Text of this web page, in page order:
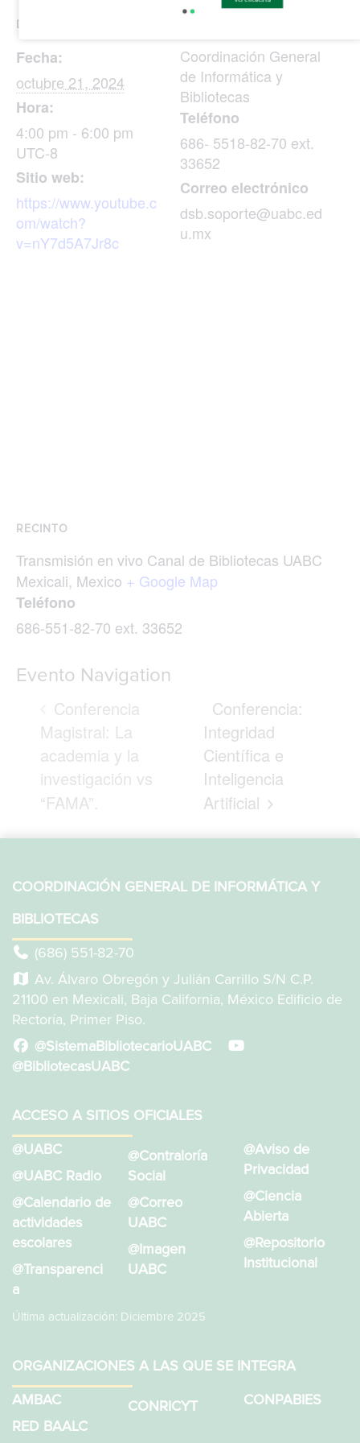
Fecha:
octubre 21, 2024
Hora:
4:00 pm - 6:00 pm
UTC-8
Sitio web:
https://www.youtube.c
om/watch?
v=nY7d5A7Jr8c
Coordinación General
de Informática y
Bibliotecas
Teléfono
686- 5518-82-70 ext.
33652
Correo electrónico
dsb.soporte@uabc.ed
u.mx
RECINTO
Transmisión en vivo Canal de Bibliotecas UABC
Mexicali, Mexico + Google Map
Teléfono
686-551-82-70 ext. 33652
Evento Navigation
Conferencia
Magistral: La
academia y la
investigación vs
“FAMA”.
Conferencia:
Integridad
Científica e
Inteligencia
Artificial
COORDINACIÓN GENERAL DE INFORMÁTICA Y
BIBLIOTECAS
(686) 551-82-70
Av. Álvaro Obregón y Julián Carrillo S/N C.P.
21100 en Mexicali, Baja California, México Edificio de
Rectoría, Primer Piso.
@SistemaBibliotecarioUABC
@BibliotecasUABC
ACCESO A SITIOS OFICIALES
@UABC
@UABC Radio
@Calendario de
actividades
escolares
@Transparenci
a
@Contraloría
Social
@Correo
UABC
@Imagen
UABC
@Aviso de
Privacidad
@Ciencia
Abierta
@Repositorio
Institucional
Última actualización: Diciembre 2025
ORGANIZACIONES A LAS QUE SE INTEGRA
AMBAC
RED BAALC
CONRICYT CONPABIES